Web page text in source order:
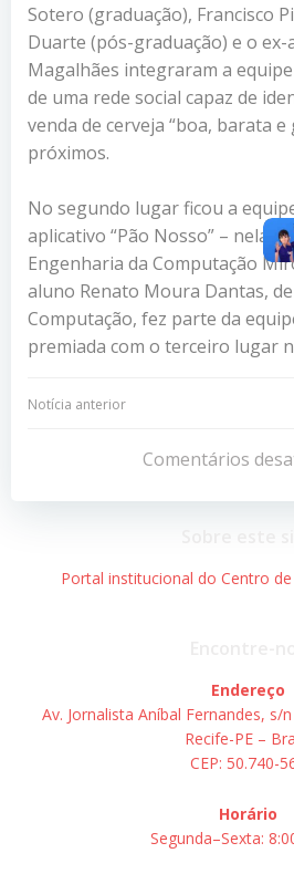
Sotero (graduação), Francisco
Duarte (pós-graduação) e o ex-
Magalhães integraram a
de uma rede social capaz de
venda de cerveja “boa, barata e
próximos.
No segundo lugar ficou a
aplicativo “Pão Nosso” – nela
Engenharia da Computação
aluno Renato Moura Dantas, de
Computação, fez parte da
premiada com o terceiro lugar
Navegação
Post
Notícia anterior
Comentários
Portal institucional do Centro
Endereço
Av. Jornalista Aníbal Fernandes, s/
Recife-PE –
CEP: 50.740-
Horário
Segunda–Sexta: